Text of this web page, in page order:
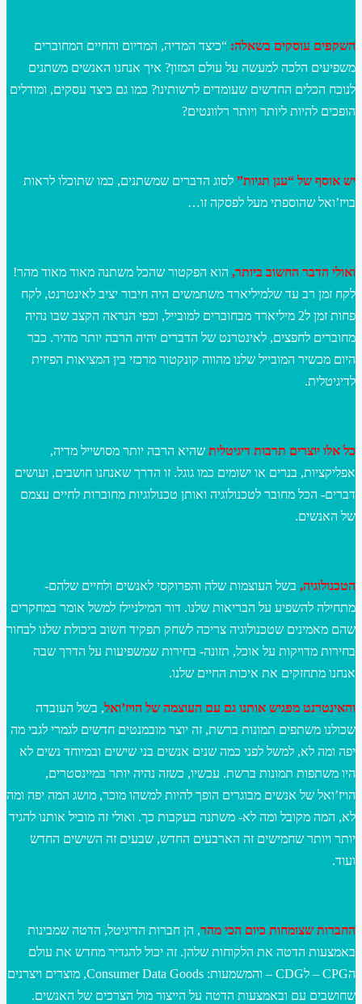
השקפים עוסקים בשאלה: “כיצד המדיה, המדיום והחיים המחוברים
משפיעים הלכה למעשה על עולם המזון? איך אנחנו האנשים משתנים
לנוכח הכלים החדשים שעומדים לרשותינו? כמו גם כיצד עסקים, ומודלים
הופכים להיות ליותר ויותר רלוונטים?
יש אוסף של “ענן תגיות” לסוג הדברים שמשתנים, כמו שתוכלו לראות
בויז’ואל שהוספתי מעל לפסקה זו…
ואולי הדבר החשוב ביותר, הוא הפקטור שהכל משתנה מאוד מאוד מהר!
לקח זמן רב עד שלמיליארד משתמשים היה חיבור יציב לאינטרנט, לקח
פחות זמן ל2 מיליארד מבחוברים למובייל, וכפי הנראה הקצב שבו נהיה
מחוברים לחפצים, לאינטרנט של הדברים יהיה הרבה יותר מהיר. כבר
היום מכשיר המובייל שלנו מהווה קונקטור מרכזי בין המציאות הפיזית
לדיגיטלית.
כל אלו יוצרים תרבות דיגיטלית שהיא הרבה יותר מסושייל מדיה,
אפליקציות, בנרים או ישומים כמו גוגל. זו הדרך שאנחנו חושבים, ועושים
דברים- הכל מחובר לטכנולוגיה ואותן טכנולוגיות מחוברות לחיים עצמם
של האנשים.
הטכנולוגיה, בשל העוצמות שלה והפרוקסי לאנשים ולחיים שלהם-
מתחילה להשפיע על הבריאות שלנו. דור המילניילז למשל אומר במחקרים
שהם מאמינים שטכנולוגיה צריכה לשחק תפקיד חשוב ביכולת שלנו לבחור
בחירות מדויקות על אוכל, תזונה- בחירות שמשפיעות על הדרך שבה
אנחנו מתחזקים את איכות החיים שלנו.
והאינטרנט מפגיש אותנו גם עם העוצמה של הויז’ואל, בשל העובדה
שכולנו משתפים תמונות ברשת, זה יוצר מובמנטים חדשים לגמרי לגבי מה
יפה ומה לא, למשל לפני כמה שנים אנשים בני שישים ובמיוחד נשים לא
היו משתפות תמונות ברשת. עכשיו, כשזה נהיה יותר במיינסטרים,
הויז’ואל של אנשים מבוגרים הופך להיות למשהו מוכר, מושג המה יפה ומה
לא, המה מקובל ומה לא- משתנה בעקבות כך. ואולי זה מוביל אותנו להגיד
יותר ויותר שחמישים זה הארבעים החדש, שבעים זה השישים החדש
ועוד.
החברות שצומחות כיום הכי מהר, הן חברות הדיגיטל, הדטה שמבינות
באמצעות הדטה את הלקוחות שלהן. זה יכול להגדיר מחדש את עולם
הCPG – לCDG – והמשמעות: Consumer Data Goods, מוצרים ויצרנים
שחושבים עם ובאמצעות הדטה על הייצור מול הצרכים של האנשים.